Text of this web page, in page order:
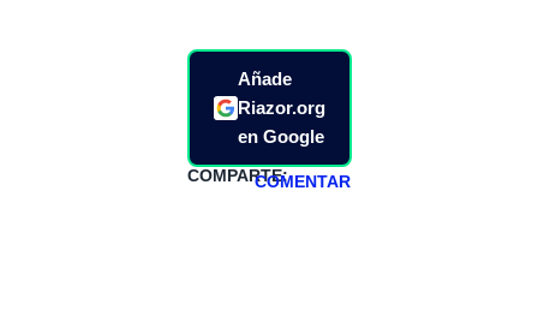
Añade
Riazor.org
en Google
COMPARTE:COMENTAR